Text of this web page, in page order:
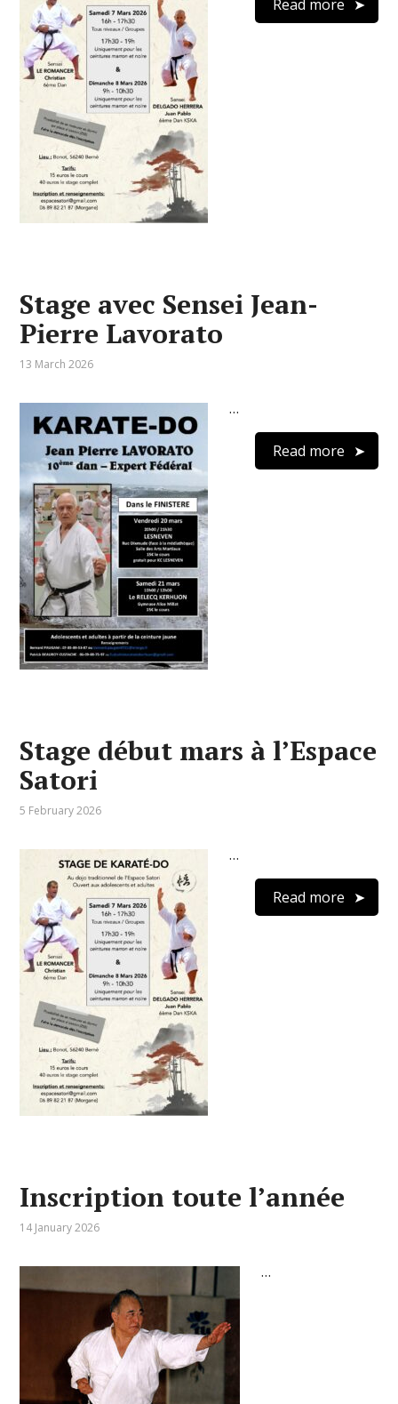
Read more
Stage avec Sensei Jean-
Pierre Lavorato
13 March 2026
…
Read more
Stage début mars à l’Espace
Satori
5 February 2026
…
Read more
Inscription toute l’année
14 January 2026
…